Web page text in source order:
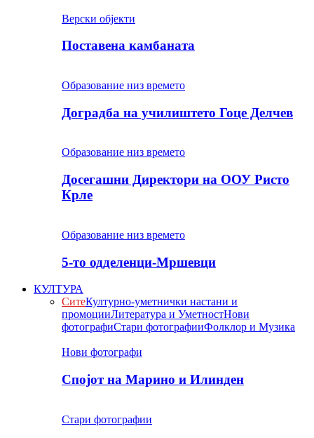
Верски објекти
Поставена камбаната
Образование низ времето
Доградба на училиштето Гоце Делчев
Образование низ времето
Досегашни Директори на ООУ Ристо
Крле
Образование низ времето
5-то одделенци-Мршевци
КУЛТУРА
СитеКултурно-уметнички настани и
промоцииЛитература и УметностНови
фотографиСтари фотографииФолклор и Музика
Нови фотографи
Спојот на Марино и Илинден
Стари фотографии